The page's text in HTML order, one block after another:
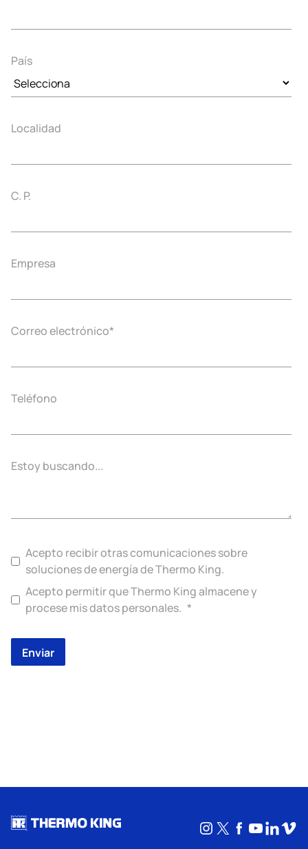
País
Localidad
C. P.
Empresa
Correo electrónico*
Teléfono
Estoy buscando...
Acepto recibir otras comunicaciones sobre
soluciones de energía de Thermo King.
Acepto permitir que Thermo King almacene y
procese mis datos personales. *
Instagram
X Facebook